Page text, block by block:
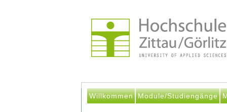
Willkommen Module/Studiengänge